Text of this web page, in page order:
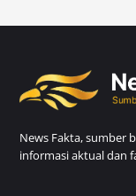
News Fakta, sumber
informasi aktual dan